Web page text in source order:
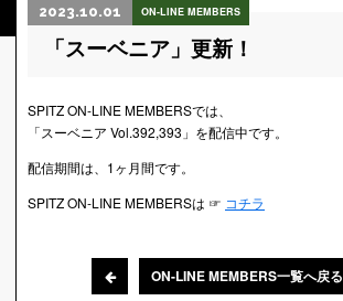
2023.10.01 ON-LINE MEMBERS
「スーベニア」更新！
SPITZ ON-LINE MEMBERSでは、
「スーベニア Vol.392,393」を配信中です。
配信期間は、1ヶ月間です。
SPITZ ON-LINE MEMBERSは ☞ コチラ
ON-LINE MEMBERS一覧へ戻る